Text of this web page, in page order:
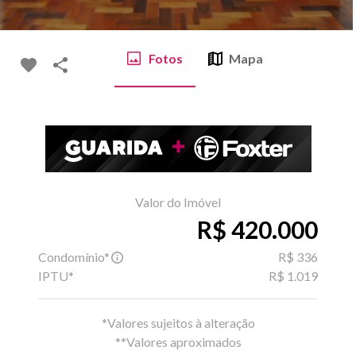
Fotos Mapa
Valor do Imóvel
R$ 420.000
Condomínio*
R$ 336
IPTU*
R$ 1.019
*Valores sujeitos à alteração
**Valores aproximados